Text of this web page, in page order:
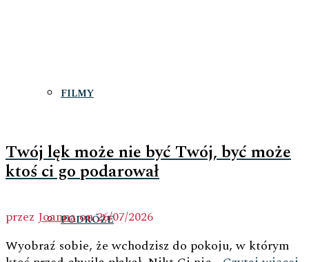
FILMY
PODRÓŻE
Twój lęk może nie być Twój, być może
ktoś ci go podarował
przez Joannaon26/07/2026
Wyobraź sobie, że wchodzisz do pokoju, w którym